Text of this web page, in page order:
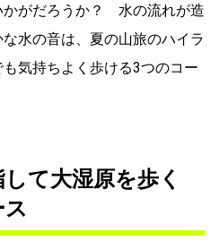
かがだろうか？ 水の流れが造
水の音は、夏の山旅のハイラ
気持ちよく歩ける3つのコー
て大湿原を歩く
ス